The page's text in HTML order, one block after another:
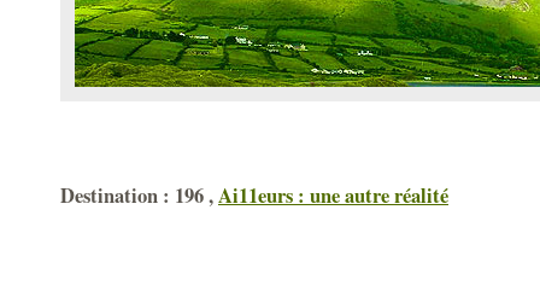
Destination : 196 ,Ai11eurs : une autre réalité